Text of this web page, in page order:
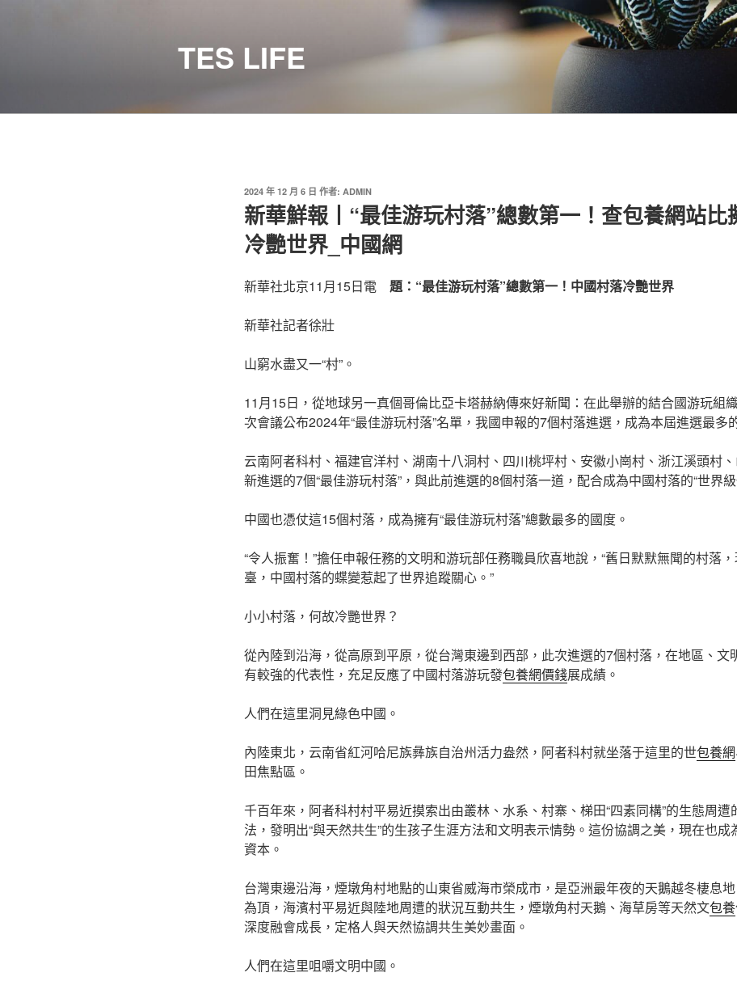
TES LIFE
發
佈
於
2024 年 12 月 6 日 作者: ADMIN
新華鮮報丨“最佳游玩村落”總數第一！查包養網站比
冷艷世界_中國網
新華社北京11月15日電 題：“最佳游玩村落”總數第一！中國村落冷艷世界
新華社記者徐壯
山窮水盡又一“村”。
11月15日，從地球另一真個哥倫比亞卡塔赫納傳來好新聞：在此舉辦的結合國游玩組
次會議公布2024年“最佳游玩村落”名單，我國申報的7個村落進選，成為本屆進選最多
云南阿者科村、福建官洋村、湖南十八洞村、四川桃坪村、安徽小崗村、浙江溪頭
新進選的7個“最佳游玩村落”，與此前進選的8個村落一道，配合成為中國村落的“世界級
中國也憑仗這15個村落，成為擁有“最佳游玩村落”總數最多的國度。
“令人振奮！”擔任申報任務的文明和游玩部任務職員欣喜地說，“舊日默默無聞的村落
臺，中國村落的蝶變惹起了世界追蹤關心。”
小小村落，何故冷艷世界？
從內陸到沿海，從高原到平原，從台灣東邊到西部，此次進選的7個村落，在地區、文
有較強的代表性，充足反應了中國村落游玩發包養網價錢展成績。
人們在這里洞見綠色中國。
內陸東北，云南省紅河哈尼族彝族自治州活力盎然，阿者科村就坐落于這里的世包養網
田焦點區。
千百年來，阿者科村村平易近摸索出由叢林、水系、村寨、梯田“四素同構”的生態周遭
法，發明出“與天然共生”的生孩子生涯方法和文明表示情勢。這份協調之美，現在也
資本。
台灣東邊沿海，煙墩角村地點的山東省威海市榮成市，是亞洲最年夜的天鵝越冬棲息
為頂，海濱村平易近與陸地周遭的狀況互動共生，煙墩角村天鵝、海草房等天然文包養
深度融會成長，定格人與天然協調共生美妙畫面。
人們在這里咀嚼文明中國。